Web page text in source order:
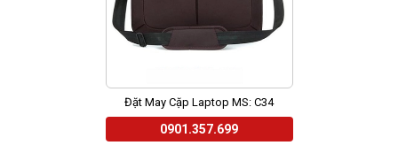
Đặt May Cặp Laptop MS: C34
0901.357.699